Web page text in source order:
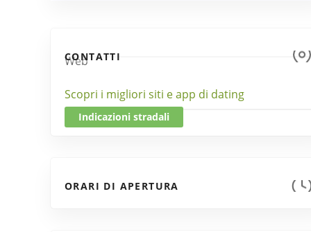
CONTATTI
Web
Scopri i migliori siti e app di dating
Indicazioni stradali
ORARI DI APERTURA